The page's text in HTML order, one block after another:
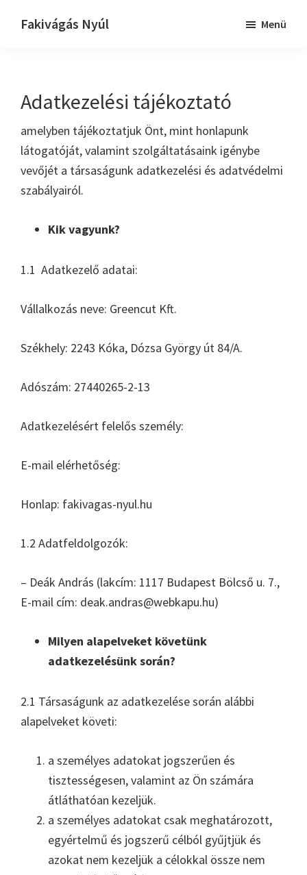
Fakivágás Nyúl Menü
Adatkezelési tájékoztató
amelyben tájékoztatjuk Önt, mint honlapunk
látogatóját, valamint szolgáltatásaink igénybe
vevőjét a társaságunk adatkezelési és adatvédelmi
szabályairól.
Kik vagyunk?
1.1 Adatkezelő adatai:
Vállalkozás neve: Greencut Kft.
Székhely: 2243 Kóka, Dózsa György út 84/A.
Adószám: 27440265-2-13
Adatkezelésért felelős személy:
E-mail elérhetőség:
Honlap: fakivagas-nyul.hu
1.2 Adatfeldolgozók:
– Deák András (lakcím: 1117 Budapest Bölcső u. 7.,
E-mail cím: deak.andras@webkapu.hu)
Milyen alapelveket követünk
adatkezelésünk során?
2.1 Társaságunk az adatkezelése során alábbi
alapelveket követi:
a személyes adatokat jogszerűen és
tisztességesen, valamint az Ön számára
átláthatóan kezeljük.
a személyes adatokat csak meghatározott,
egyértelmű és jogszerű célból gyűjtjük és
azokat nem kezeljük a célokkal össze nem